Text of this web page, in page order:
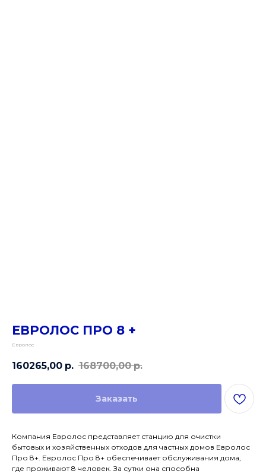
ЕВРОЛОС ПРО 8 +
Евролос
160265,00 р. 168700,00 р.
Заказать
Компания Евролос представляет станцию для очистки
бытовых и хозяйственных отходов для частных домов Евролос
Про 8+. Евролос Про 8+ обеспечивает обслуживания дома,
где проживают 8 человек. За сутки она способна